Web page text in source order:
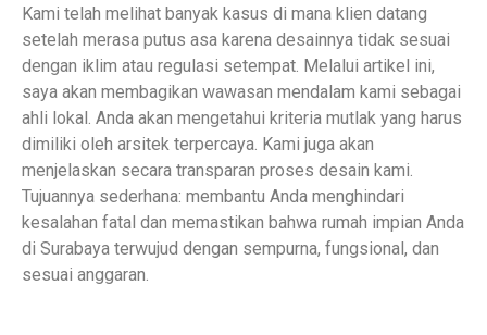
Kami telah melihat banyak kasus di mana klien datang
setelah merasa putus asa karena desainnya tidak sesuai
dengan iklim atau regulasi setempat. Melalui artikel ini,
saya akan membagikan wawasan mendalam kami sebagai
ahli lokal. Anda akan mengetahui kriteria mutlak yang harus
dimiliki oleh arsitek terpercaya. Kami juga akan
menjelaskan secara transparan proses desain kami.
Tujuannya sederhana: membantu Anda menghindari
kesalahan fatal dan memastikan bahwa rumah impian Anda
di Surabaya terwujud dengan sempurna, fungsional, dan
sesuai anggaran.